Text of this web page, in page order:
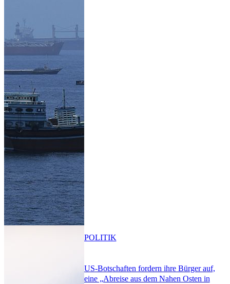
US-Botschaften fordern ihre Bürger auf,
eine „Abreise aus dem Nahen Osten in
POLITIK